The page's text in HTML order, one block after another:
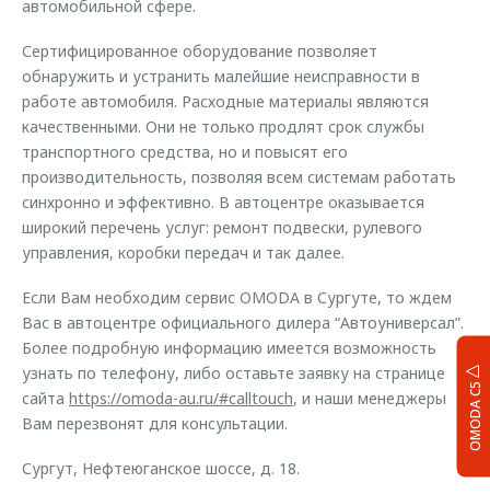
OMODA C5
автомобильной сфере.
Сертифицированное оборудование позволяет
обнаружить и устранить малейшие неисправности в
работе автомобиля. Расходные материалы являются
качественными. Они не только продлят срок службы
транспортного средства, но и повысят его
производительность, позволяя всем системам работать
синхронно и эффективно. В автоцентре оказывается
широкий перечень услуг: ремонт подвески, рулевого
управления, коробки передач и так далее.
Если Вам необходим сервис ОМОDА в Сургуте, то ждем
Вас в автоцентре официального дилера “Автоуниверсал”.
Более подробную информацию имеется возможность
узнать по телефону, либо оставьте заявку на странице
сайта https://omoda-au.ru/#calltouch, и наши менеджеры
Вам перезвонят для консультации.
Сургут, Нефтеюганское шоссе, д. 18.